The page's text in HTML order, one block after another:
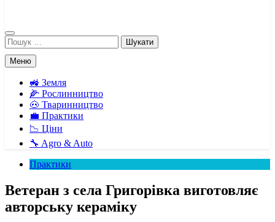
Пошук:
Меню
🚜 Земля
🌽 Рослинництво
🐽 Тваринництво
💼 Практики
📉 Ціни
🔧 Agro & Auto
Практики
Ветеран з села Григорівка виготовляє
авторську кераміку